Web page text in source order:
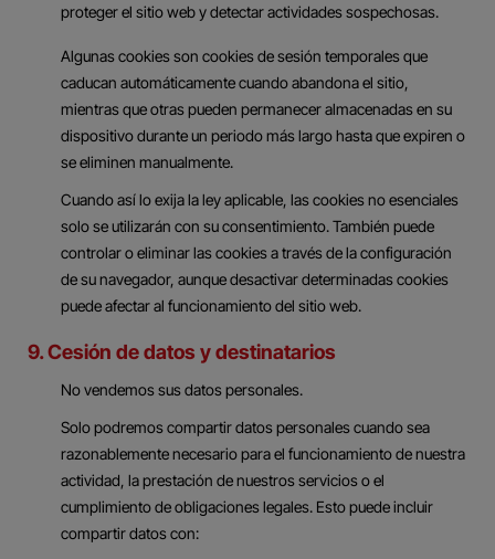
proteger el sitio web y detectar actividades sospechosas.
Algunas cookies son cookies de sesión temporales que
caducan automáticamente cuando abandona el sitio,
mientras que otras pueden permanecer almacenadas en su
dispositivo durante un periodo más largo hasta que expiren o
se eliminen manualmente.
Cuando así lo exija la ley aplicable, las cookies no esenciales
solo se utilizarán con su consentimiento. También puede
controlar o eliminar las cookies a través de la configuración
de su navegador, aunque desactivar determinadas cookies
puede afectar al funcionamiento del sitio web.
9. Cesión de datos y destinatarios
No vendemos sus datos personales.
Solo podremos compartir datos personales cuando sea
razonablemente necesario para el funcionamiento de nuestra
actividad, la prestación de nuestros servicios o el
cumplimiento de obligaciones legales. Esto puede incluir
compartir datos con: